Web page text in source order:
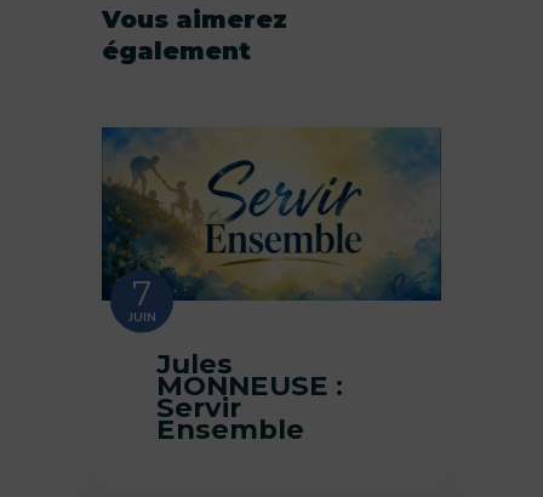
Vous aimerez
également
7
JUIN
Jules
MONNEUSE :
Servir
Ensemble